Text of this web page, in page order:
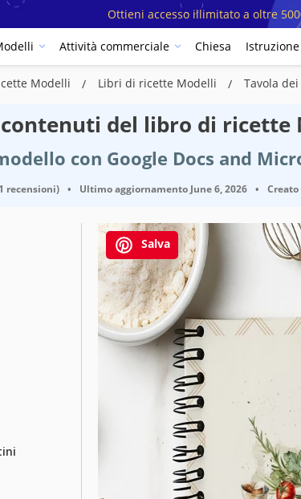
Ottieni accesso illimitato a oltre
Attività commerciale Chiesa Istruzione
Modelli Libri di ricette Modelli Tavola
del libro di ricette
con Google Docs and
recensioni) • Ultimo aggiornamento June 6, 2026 • Creato
Salva